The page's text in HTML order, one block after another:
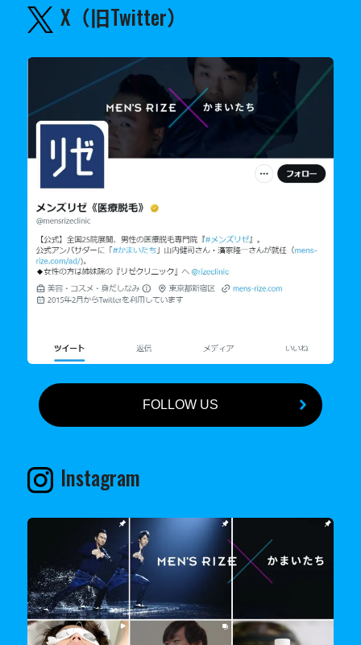
X（旧Twitter）
FOLLOW US
Instagram